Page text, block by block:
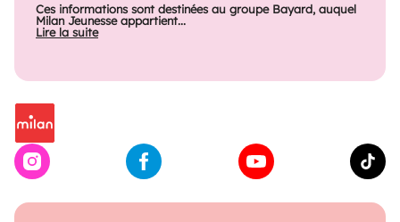
Ces informations sont destinées au groupe Bayard, auquel
Milan Jeunesse appartient...
Lire la suite